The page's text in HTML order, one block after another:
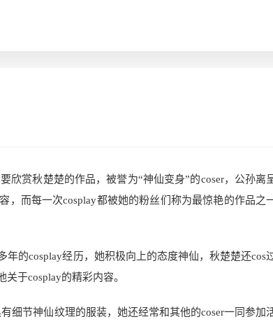
赏秋楚楚的作品，被誉为“神仙变身”的coser，公孙离
，而每一次cosplay都被她的粉丝们称为最惊艳的作品之
的cosplay经历，她积极向上的态度神仙，秋楚楚还cos
于cosplay的精彩内容。
细节神仙纹理的服装，她还经常和其他的coser一同参加